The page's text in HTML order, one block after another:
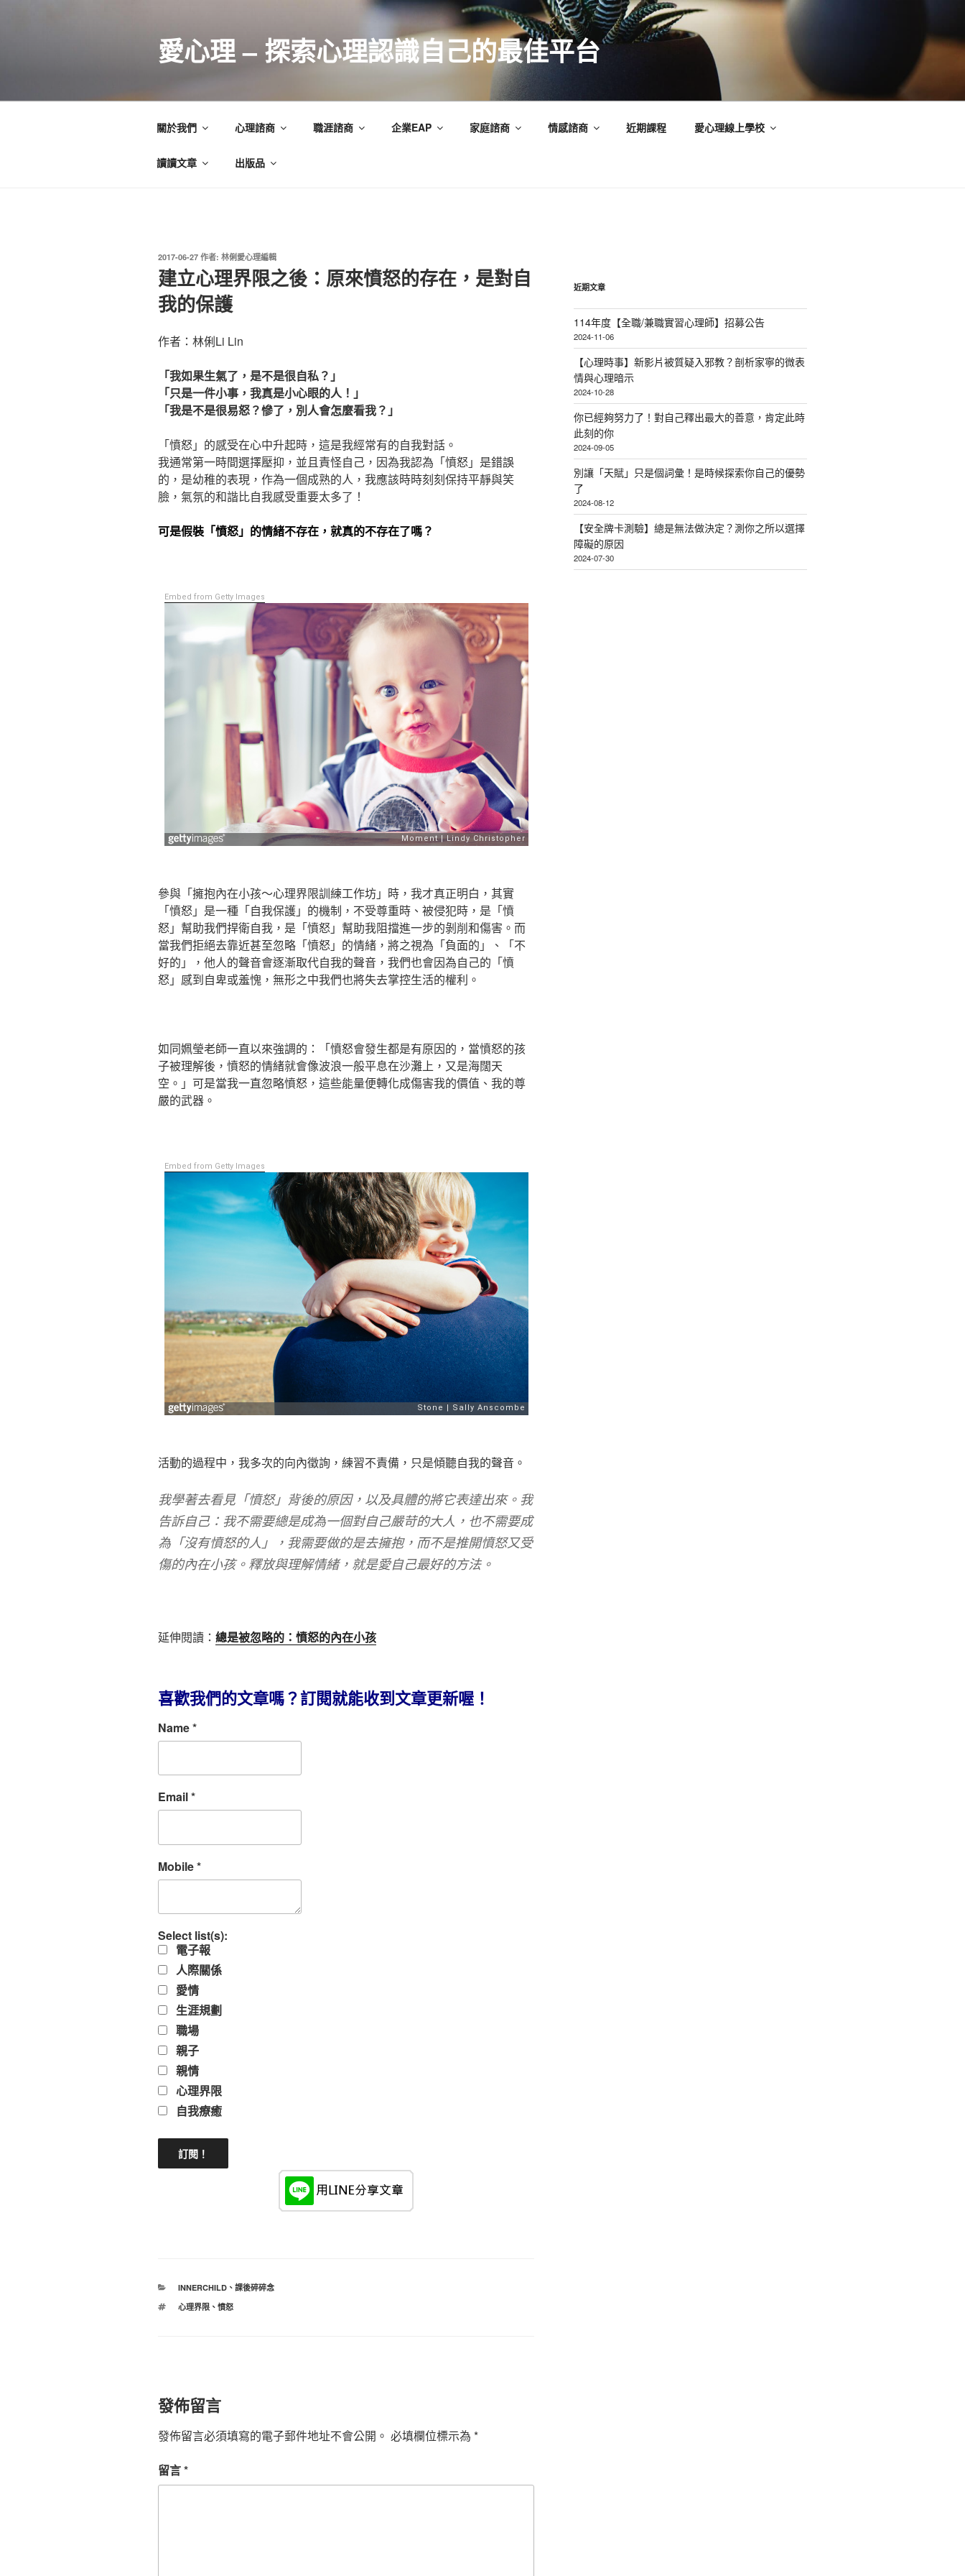
愛心理 – 探索心理認識自己的最佳平台
關於我們 心理諮商 職涯諮商 企業EAP 家庭諮商 情感諮商 近期課程 愛心理線上學校
讀讀文章 出版品
發
佈
於
2017-06-27 作者: 林俐愛心理編輯
建立心理界限之後：原來憤怒的存在，是對自
我的保護
作者：林俐Li Lin
「我如果生氣了，是不是很自私？」
「只是一件小事，我真是小心眼的人！」
「我是不是很易怒？慘了，別人會怎麼看我？」
「憤怒」的感受在心中升起時，這是我經常有的自我對話。
我通常第一時間選擇壓抑，並且責怪自己，因為我認為「憤怒」是錯誤
的，是幼稚的表現，作為一個成熟的人，我應該時時刻刻保持平靜與笑
臉，氣氛的和諧比自我感受重要太多了！
可是假裝「憤怒」的情緒不存在，就真的不存在了嗎？
Embed from Getty Images
參與「擁抱內在小孩～心理界限訓練工作坊」時，我才真正明白，其實
「憤怒」是一種「自我保護」的機制，不受尊重時、被侵犯時，是「憤
怒」幫助我們捍衛自我，是「憤怒」幫助我阻擋進一步的剝削和傷害。而
當我們拒絕去靠近甚至忽略「憤怒」的情緒，將之視為「負面的」、「不
好的」，他人的聲音會逐漸取代自我的聲音，我們也會因為自己的「憤
怒」感到自卑或羞愧，無形之中我們也將失去掌控生活的權利。
如同姵瑩老師一直以來強調的：「憤怒會發生都是有原因的，當憤怒的孩
子被理解後，憤怒的情緒就會像波浪一般平息在沙灘上，又是海闊天
空。」可是當我一直忽略憤怒，這些能量便轉化成傷害我的價值、我的尊
嚴的武器。
Embed from Getty Images
活動的過程中，我多次的向內徵詢，練習不責備，只是傾聽自我的聲音。
我學著去看見「憤怒」背後的原因，以及具體的將它表達出來。我
告訴自己：我不需要總是成為一個對自己嚴苛的大人，也不需要成
為「沒有憤怒的人」，我需要做的是去擁抱，而不是推開憤怒又受
傷的內在小孩。釋放與理解情緒，就是愛自己最好的方法。
延伸閱讀： 總是被忽略的：憤怒的內在小孩
喜歡我們的文章嗎？訂閱就能收到文章更新喔！
Name*
Email*
Mobile*
Select list(s):
電子報
人際關係
愛情
生涯規劃
職場
親子
親情
心理界限
自我療癒
分
INNERCHILD、 課後碎碎念
標
心理界限、 憤怒
發佈留言
發佈留言必須填寫的電子郵件地址不會公開。 必填欄位標示為 *
留言*
近期文章
114年度【全職/兼職實習心理師】招募公告
2024-11-06
【心理時事】新影片被質疑入邪教？剖析家寧的微表
情與心理暗示
2024-10-28
你已經夠努力了！對自己釋出最大的善意，肯定此時
此刻的你
2024-09-05
別讓「天賦」只是個詞彙！是時候探索你自己的優勢
了
2024-08-12
【安全牌卡測驗】總是無法做決定？測你之所以選擇
障礙的原因
2024-07-30